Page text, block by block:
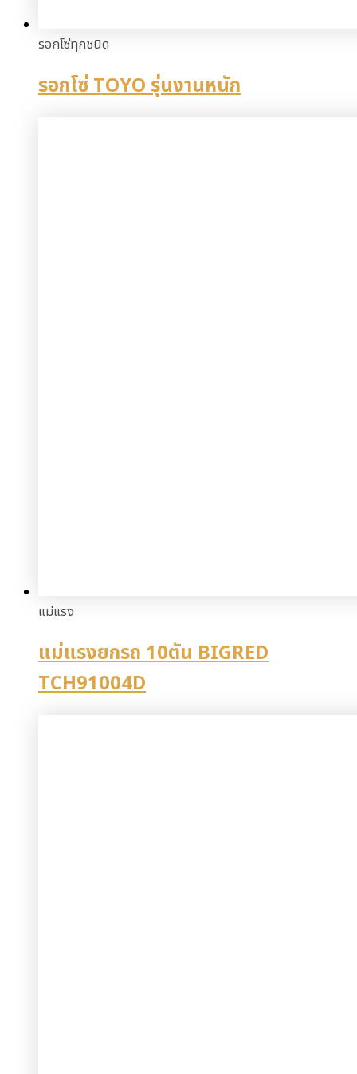
รอกโซ่ทุกชนิด
รอกโซ่ TOYO รุ่นงานหนัก
แม่แรง
แม่แรงยกรถ 10ตัน BIGRED
TCH91004D